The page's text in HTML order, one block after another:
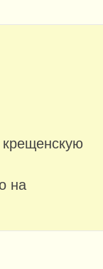
крещенскую
на